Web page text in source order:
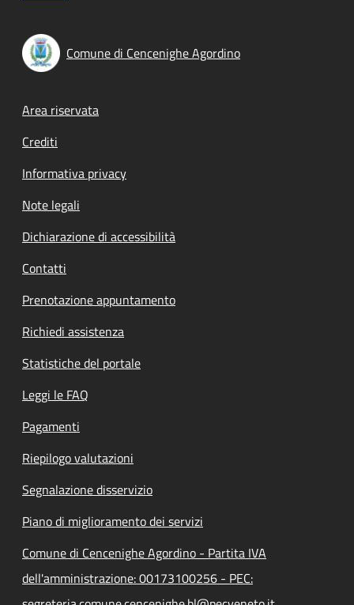
Comune di Cencenighe Agordino
Footer menu
Area riservata
Crediti
Informativa privacy
Note legali
Dichiarazione di accessibilità
Contatti
Prenotazione appuntamento
Richiedi assistenza
Statistiche del portale
Leggi le FAQ
Pagamenti
Riepilogo valutazioni
Segnalazione disservizio
Piano di miglioramento dei servizi
Comune di Cencenighe Agordino - Partita IVA
dell'amministrazione: 00173100256 - PEC: